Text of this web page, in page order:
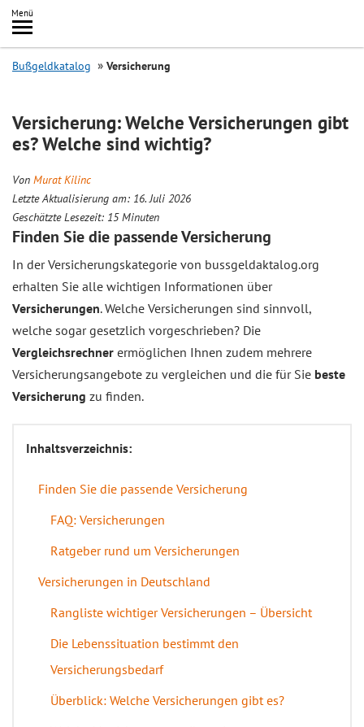
Inhalt
springen
Menü
Search
Bußgeldkatalog Versicherung
Versicherung: Welche Versicherungen gibt
es? Welche sind wichtig?
Von Murat Kilinc
Letzte Aktualisierung am: 16. Juli 2026
Geschätzte Lesezeit: 15 Minuten
Finden Sie die passende Versicherung
In der Versicherungskategorie von bussgeldaktalog.org
erhalten Sie alle wichtigen Informationen über
Versicherungen. Welche Versicherungen sind sinnvoll,
welche sogar gesetzlich vorgeschrieben? Die
Vergleichsrechner ermöglichen Ihnen zudem mehrere
Versicherungsangebote zu vergleichen und die für Sie beste
Versicherung zu finden.
Inhaltsverzeichnis:
Finden Sie die passende Versicherung
FAQ: Versicherungen
Ratgeber rund um Versicherungen
Versicherungen in Deutschland
Rangliste wichtiger Versicherungen – Übersicht
Die Lebenssituation bestimmt den
Versicherungsbedarf
Überblick: Welche Versicherungen gibt es?